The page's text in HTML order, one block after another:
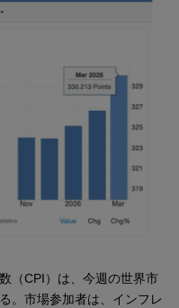
（CPI）は、今週の世界市
。市場参加者は、インフレ